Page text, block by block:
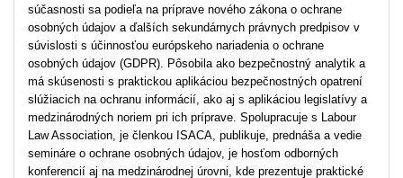
súčasnosti sa podieľa na príprave nového zákona o ochrane
osobných údajov a ďalších sekundárnych právnych predpisov v
súvislosti s účinnosťou európskeho nariadenia o ochrane
osobných údajov (GDPR). Pôsobila ako bezpečnostný analytik a
má skúsenosti s praktickou aplikáciou bezpečnostných opatrení
slúžiacich na ochranu informácií, ako aj s aplikáciou legislatívy a
medzinárodných noriem pri ich príprave. Spolupracuje s Labour
Law Association, je členkou ISACA, publikuje, prednáša a vedie
semináre o ochrane osobných údajov, je hosťom odborných
konferencií aj na medzinárodnej úrovni, kde prezentuje praktické